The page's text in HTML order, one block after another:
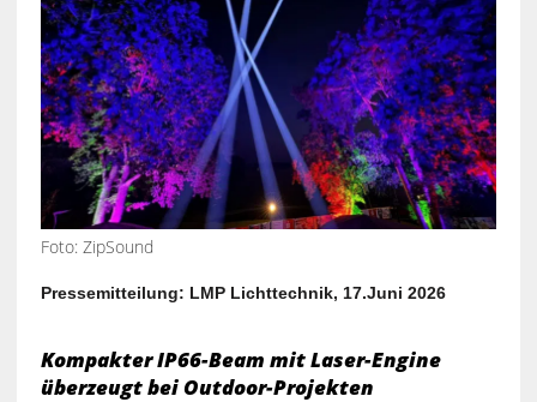
Foto: ZipSound
Pressemitteilung: LMP Lichttechnik, 17.Juni 2026
Kompakter IP66-Beam mit Laser-Engine
überzeugt bei Outdoor-Projekten